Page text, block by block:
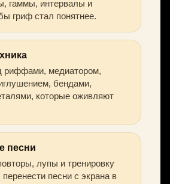
гаммы, интервалы и
гриф стал понятнее.
риффами, медиатором,
бендами,
которые оживляют
песни
лупы и тренировку
песни с экрана в